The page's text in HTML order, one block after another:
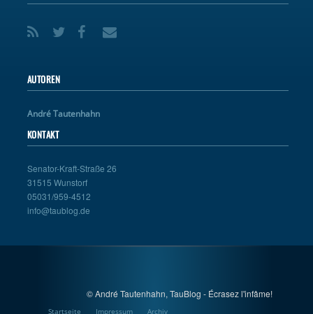
AUTOREN
André Tautenhahn
KONTAKT
Senator-Kraft-Straße 26
31515 Wunstorf
05031/959-4512
info@taublog.de
© André Tautenhahn, TauBlog - Écrasez l'infâme!
Startseite Impressum Archiv